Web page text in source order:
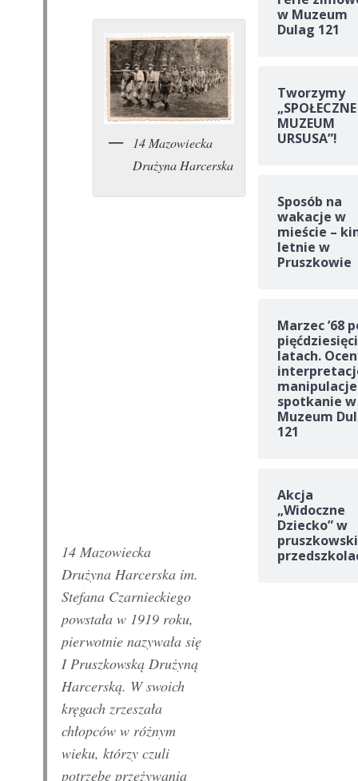
14 Mazowiecka
Drużyna Harcerska
14 Mazowiecka
Drużyna Harcerska im.
Stefana Czarnieckiego
powstała w 1919 roku,
pierwotnie nazywała się
I Pruszkowską Drużyną
Harcerską. W swoich
kręgach zrzeszała
chłopców w różnym
wieku, którzy czuli
potrzebę przeżywania
w Muzeum
Dulag 121
Tworzymy
„SPOŁECZNE
MUZEUM
URSUSA”!
Sposób na
wakacje w
mieście –
letnie w
Pruszkowie
Marzec ’68
latach.
spotkanie w
Muzeum
121
Akcja
„Widoczne
Dziecko” w